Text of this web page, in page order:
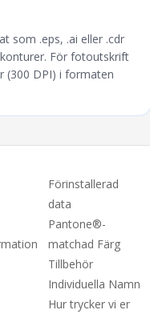
som .eps, .ai eller .cdr
För fotoutskrift
(300 DPI) i formaten
Förinstallerad
data
Pantone®-
matchad Färg
Tillbehör
Individuella Namn
Hur trycker vi er